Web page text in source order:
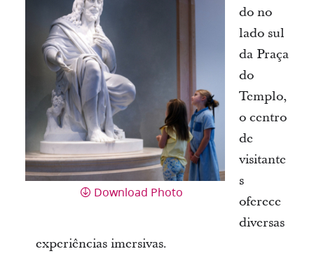
Download Photo
do no
lado sul
da Praça
do
Templo,
o centro
de
visitante
s
oferece
diversas
experiências imersivas.